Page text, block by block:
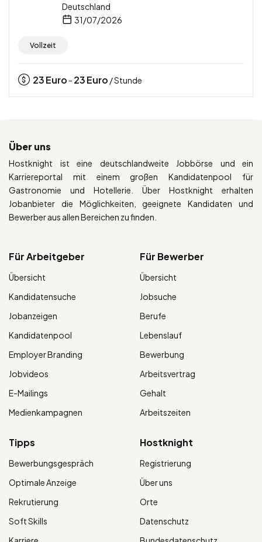
Deutschland
31/07/2026
Vollzeit
23Euro - 23Euro / Stunde
Über uns
Hostknight ist eine deutschlandweite Jobbörse und ein
Karriereportal mit einem großen Kandidatenpool für
Gastronomie und Hotellerie. Über Hostknight erhalten
Jobanbieter die Möglichkeiten, geeignete Kandidaten und
Bewerber aus allen Bereichen zu finden.
Für Arbeitgeber
Übersicht
Kandidatensuche
Jobanzeigen
Kandidatenpool
Employer Branding
Jobvideos
E-Mailings
Medienkampagnen
Für Bewerber
Übersicht
Jobsuche
Berufe
Lebenslauf
Bewerbung
Arbeitsvertrag
Gehalt
Arbeitszeiten
Tipps
Bewerbungsgespräch
Optimale Anzeige
Rekrutierung
Soft Skills
Hostknight
Registrierung
Über uns
Orte
Datenschutz